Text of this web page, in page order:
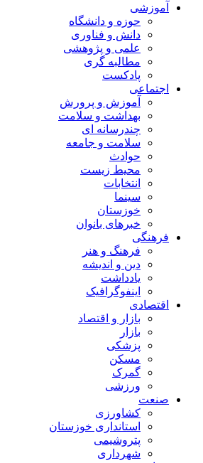
آموزشی
حوزه و دانشگاه
دانش و فناوری
علمی و پژوهشی
مطالبه گری
پادکست
اجتماعی
آموزش و پرورش
بهداشت و سلامت
چندرسانه ای
سلامت و جامعه
حوادث
محیط زیست
انتخابات
سینما
خوزستان
خبرهای بانوان
فرهنگی
فرهنگ و هنر
دین و اندیشه
یادداشت
اینفوگرافیک
اقتصادی
بازار و اقتصاد
بازار
پزشکی
مسکن
گمرک
ورزشی
صنعت
کشاورزی
استانداری خوزستان
پتروشیمی
شهرداری